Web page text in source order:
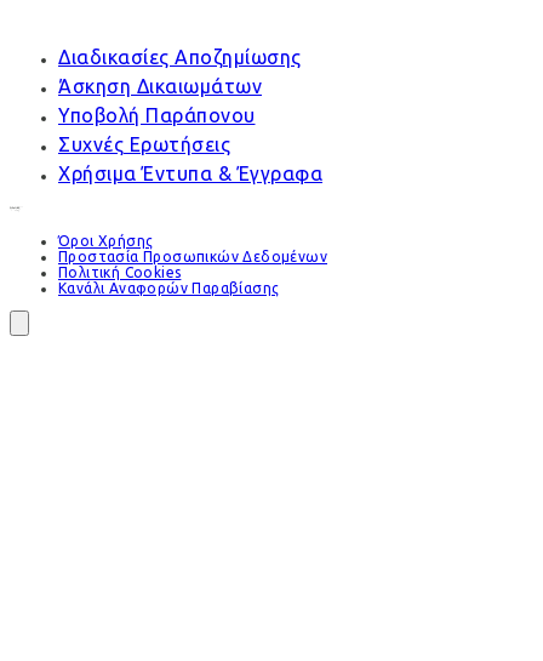
Διαδικασίες Αποζημίωσης
Άσκηση Δικαιωμάτων
Υποβολή Παράπονου
Συχνές Ερωτήσεις
Χρήσιμα Έντυπα & Έγγραφα
Όροι Χρήσης
Προστασία Προσωπικών Δεδομένων
Πολιτική Cookies
Κανάλι Αναφορών Παραβίασης